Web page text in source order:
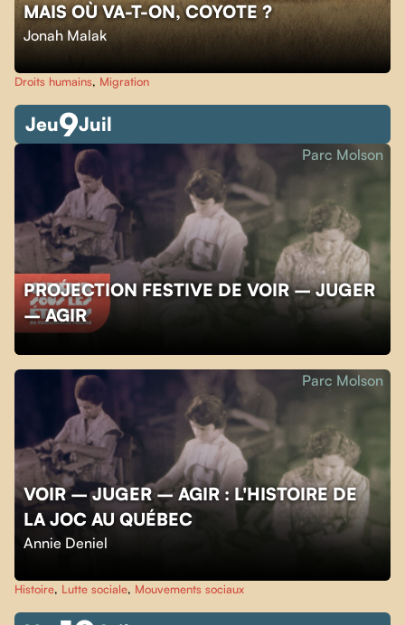
MAIS OÙ VA-T-ON, COYOTE ?
Jonah Malak
Droits humains, Migration
Jeu9Juil
PROJECTION FESTIVE DE VOIR – JUGER
– AGIR
Parc Molson
VOIR – JUGER – AGIR : L'HISTOIRE DE
LA JOC AU QUÉBEC
Annie Deniel
Parc Molson
Histoire, Lutte sociale, Mouvements sociaux